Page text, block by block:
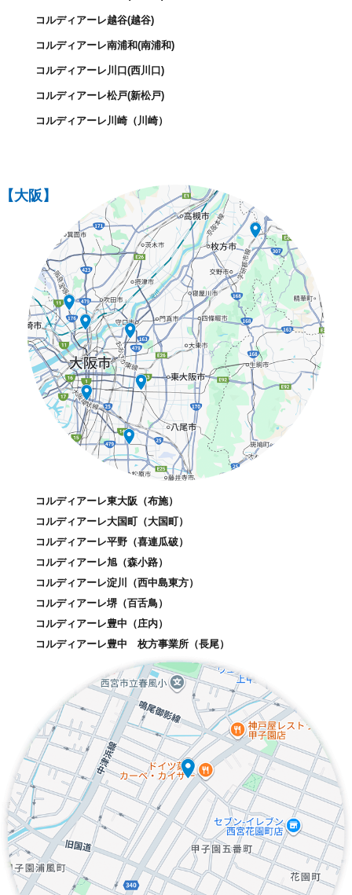
コルディアーレ越谷(越谷)
コルディアーレ南浦和(南浦和)
コルディアーレ川口(西川口)
コルディアーレ松戸(新松戸)
コルディアーレ川崎（川崎）
【大阪】
コルディアーレ東大阪（布施）
コルディアーレ大国町（大国町）
コルディアーレ平野（喜連瓜破）
コルディアーレ旭（森小路）
コルディアーレ淀川（西中島東方）
コルディアーレ堺（百舌鳥）
コルディアーレ豊中（庄内）
コルディアーレ豊中 枚方事業所（長尾）